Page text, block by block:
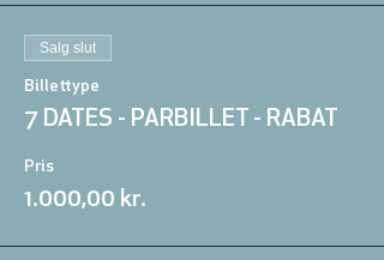
Salg slut
Billettype
7 DATES - PARBILLET - RABAT
Pris
1.000,00 kr.